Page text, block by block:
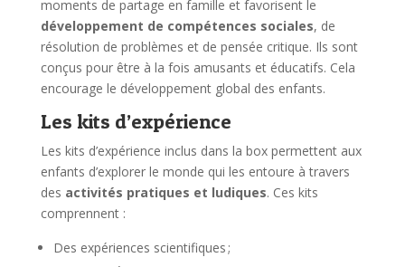
moments de partage en famille et favorisent le
développement de compétences sociales, de
résolution de problèmes et de pensée critique. Ils sont
conçus pour être à la fois amusants et éducatifs. Cela
encourage le développement global des enfants.
Les kits d’expérience
Les kits d’expérience inclus dans la box permettent aux
enfants d’explorer le monde qui les entoure à travers
des activités pratiques et ludiques. Ces kits
comprennent :
Des expériences scientifiques ;